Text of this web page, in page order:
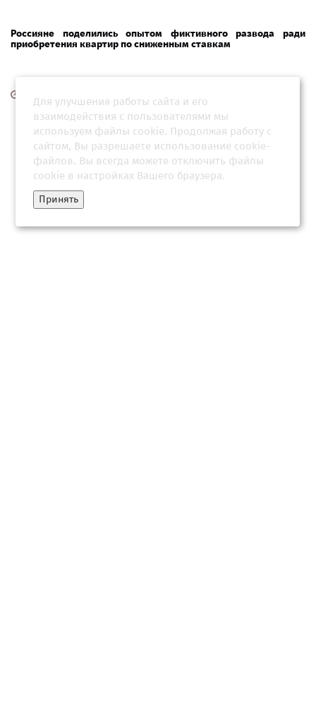
Россияне поделились опытом фиктивного развода ради
приобретения квартир по сниженным ставкам
Для улучшения работы сайта и его
взаимодействия с пользователями мы
используем файлы cookie. Продолжая работу с
сайтом, Вы разрешаете использование cookie-
файлов. Вы всегда можете отключить файлы
cookie в настройках Вашего браузера.
Принять